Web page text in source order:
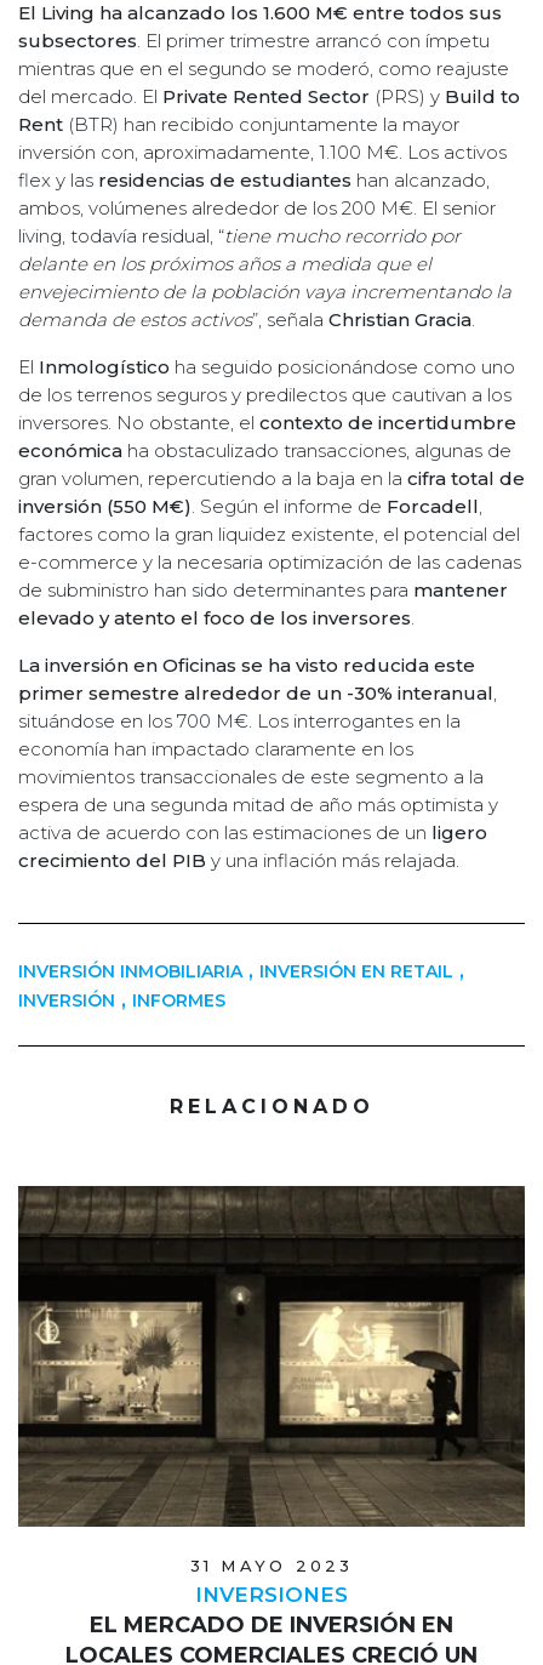
El Living ha alcanzado los 1.600 M€ entre todos sus
subsectores. El primer trimestre arrancó con ímpetu
mientras que en el segundo se moderó, como reajuste
del mercado. El Private Rented Sector (PRS) y Build to
Rent (BTR) han recibido conjuntamente la mayor
inversión con, aproximadamente, 1.100 M€. Los activos
flex y las residencias de estudiantes han alcanzado,
ambos, volúmenes alrededor de los 200 M€. El senior
living, todavía residual, “tiene mucho recorrido por
delante en los próximos años a medida que el
envejecimiento de la población vaya incrementando la
demanda de estos activos”, señala Christian Gracia.
El Inmologístico ha seguido posicionándose como uno
de los terrenos seguros y predilectos que cautivan a los
inversores. No obstante, el contexto de incertidumbre
económica ha obstaculizado transacciones, algunas de
gran volumen, repercutiendo a la baja en la cifra total de
inversión (550 M€). Según el informe de Forcadell,
factores como la gran liquidez existente, el potencial del
e-commerce y la necesaria optimización de las cadenas
de subministro han sido determinantes para mantener
elevado y atento el foco de los inversores.
La inversión en Oficinas se ha visto reducida este
primer semestre alrededor de un -30% interanual,
situándose en los 700 M€. Los interrogantes en la
economía han impactado claramente en los
movimientos transaccionales de este segmento a la
espera de una segunda mitad de año más optimista y
activa de acuerdo con las estimaciones de un ligero
crecimiento del PIB y una inflación más relajada.
INVERSIÓN INMOBILIARIA , INVERSIÓN EN RETAIL ,
INVERSIÓN , INFORMES
RELACIONADO
31 MAYO 2023
INVERSIONES
EL MERCADO DE INVERSIÓN EN
LOCALES COMERCIALES CRECIÓ UN